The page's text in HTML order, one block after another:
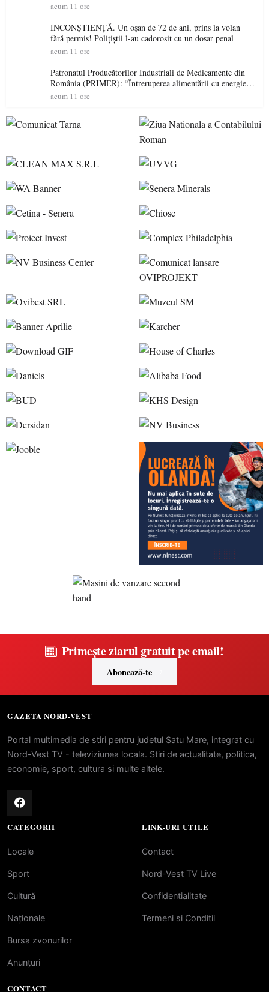
acum 11 ore
INCONȘTIENȚĂ. Un oșan de 72 de ani, prins la volan
fără permis! Polițiștii l-au cadorosit cu un dosar penal
acum 11 ore
Patronatul Producătorilor Industriali de Medicamente din
România (PRIMER): “Întreruperea alimentării cu energie
electrică a fabricilor de medicamente va pune în pericol
acum 11 ore
Primește ziarul gratuit pe email!
Abonează-te
GAZETA NORD-VEST
Portal multimedia de stiri pentru judetul Satu Mare, integrat cu
Nord-Vest TV - televiziunea locala. Stiri de actualitate, politica,
economie, sport, cultura si multe altele.
CATEGORII
Locale
Sport
Cultură
Naționale
Bursa zvonurilor
Anunțuri
LINK-URI UTILE
Contact
Nord-Vest TV Live
Confidentialitate
Termeni si Conditii
CONTACT